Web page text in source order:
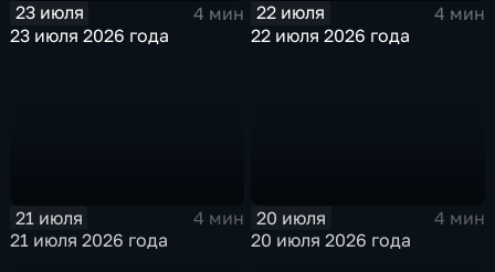
23 июля
4 мин
23 июля 2026 года
22 июля
4 мин
22 июля 2026 года
21 июля
4 мин
21 июля 2026 года
20 июля
4 мин
20 июля 2026 года